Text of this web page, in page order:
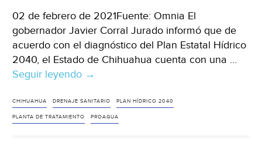
02 de febrero de 2021Fuente: Omnia El
gobernador Javier Corral Jurado informó que de
acuerdo con el diagnóstico del Plan Estatal Hídrico
2040, el Estado de Chihuahua cuenta con una …
Seguir leyendo Chihuahua-
Informe:
destaca
→
CHIHUAHUA DRENAJE SANITARIO PLAN HÍDRICO 2040
PLANTA DE TRATAMIENTO PROAGUA